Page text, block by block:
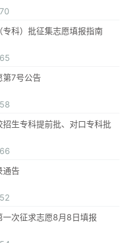
科）批征集志愿填报指南
第7号公告
招生专科提前批、对口专科批
通告
次征求志愿8月8日填报